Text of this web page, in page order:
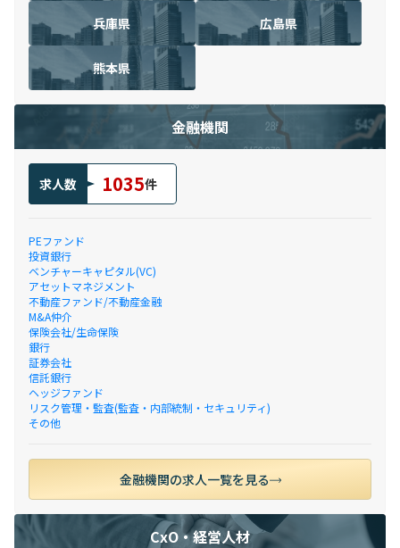
兵庫県 広島県
熊本県
金融機関
求人数 1035件
PEファンド
投資銀行
ベンチャーキャピタル(VC)
アセットマネジメント
不動産ファンド/不動産金融
M&A仲介
保険会社/生命保険
銀行
証券会社
信託銀行
ヘッジファンド
リスク管理・監査(監査・内部統制・セキュリティ)
その他
金融機関の求人一覧を見る
CxO・経営人材